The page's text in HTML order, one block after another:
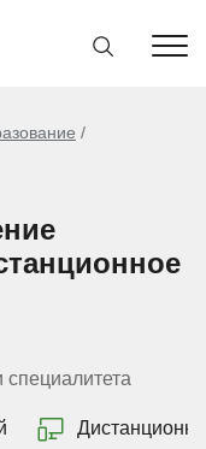
специалитета
Дистанционно